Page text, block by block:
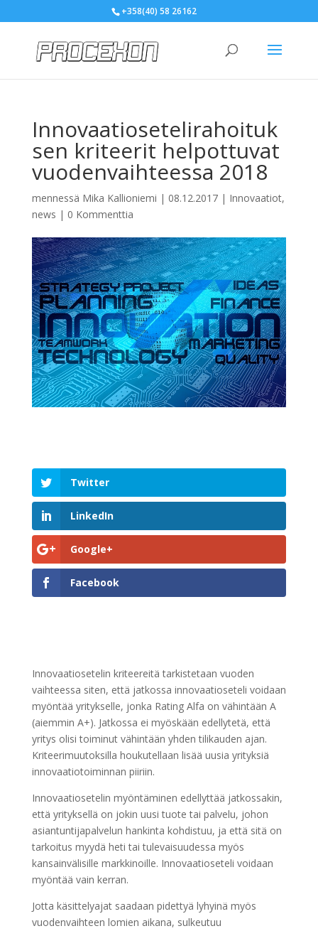
+358(40) 58 26162
Innovaatiosetelirahoituk
sen kriteerit helpottuvat
vuodenvaihteessa 2018
mennessä Mika Kallioniemi | 08.12.2017| Innovaatiot,
news | 0 Kommenttia
Twitter
LinkedIn
Google+
Facebook
Innovaatiosetelin kriteereitä tarkistetaan vuoden
vaihteessa siten, että jatkossa innovaatioseteli voidaan
myöntää yritykselle, jonka Rating Alfa on vähintään A
(aiemmin A+). Jatkossa ei myöskään edellytetä, että
yritys olisi toiminut vähintään yhden tilikauden ajan.
Kriteerimuutoksilla houkutellaan lisää uusia yrityksiä
innovaatiotoiminnan piiriin.
Innovaatiosetelin myöntäminen edellyttää jatkossakin,
että yrityksellä on jokin uusi tuote tai palvelu, johon
asiantuntijapalvelun hankinta kohdistuu, ja että sitä on
tarkoitus myydä heti tai tulevaisuudessa myös
kansainvälisille markkinoille. Innovaatioseteli voidaan
myöntää vain kerran.
Jotta käsittelyajat saadaan pidettyä lyhyinä myös
vuodenvaihteen lomien aikana, sulkeutuu